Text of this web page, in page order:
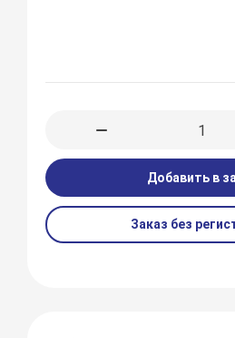
Добавить в
Заказ без